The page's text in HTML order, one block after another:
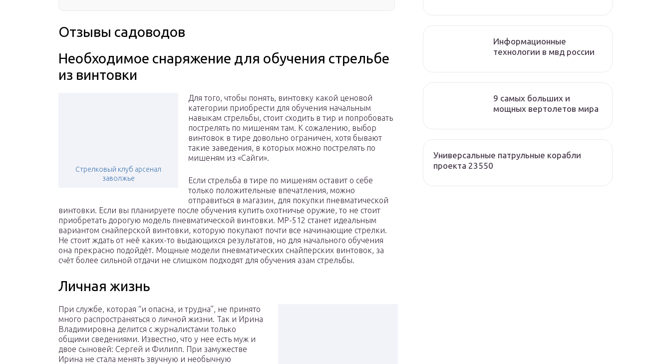
Отзывы садоводов
Необходимое снаряжение для обучения стрельбе
из винтовки
Стрелковый клуб арсенал
заволжье
Для того, чтобы понять, винтовку какой ценовой
категории приобрести для обучения начальным
навыкам стрельбы, стоит сходить в тир и попробовать
пострелять по мишеням там. К сожалению, выбор
винтовок в тире довольно ограничен, хотя бывают
такие заведения, в которых можно пострелять по
мишеням из «Сайги».
Если стрельба в тире по мишеням оставит о себе
только положительные впечатления, можно
отправиться в магазин, для покупки пневматической
винтовки. Если вы планируете после обучения купить охотничье оружие, то не стоит
приобретать дорогую модель пневматической винтовки. МР-512 станет идеальным
вариантом снайперской винтовки, которую покупают почти все начинающие стрелки.
Не стоит ждать от неё каких-то выдающихся результатов, но для начального обучения
она прекрасно подойдёт. Мощные модели пневматических снайперских винтовок, за
счёт более сильной отдачи не слишком подходят для обучения азам стрельбы.
Личная жизнь
При службе, которая “и опасна, и трудна”, не принято
много распространяться о личной жизни. Так и Ирина
Владимировна делится с журналистами только
общими сведениями. Известно, что у нее есть муж и
двое сыновей: Сергей и Филипп. При замужестве
Ирина не стала менять звучную и необычную
Информационные
технологии в мвд россии
9 самых больших и
мощных вертолетов мира
Универсальные патрульные корабли
проекта 23550